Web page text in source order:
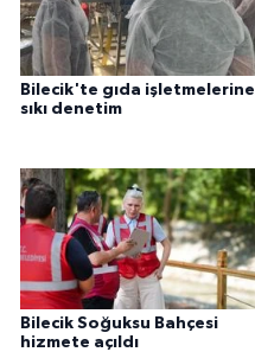
Bilecik'te gıda işletmelerine
sıkı denetim
Bilecik Soğuksu Bahçesi
hizmete açıldı